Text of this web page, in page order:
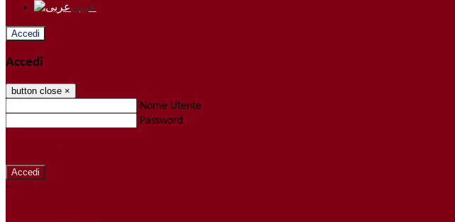
عربى
Accedi
Accedi
button close ×
Nome Utente
Password
-